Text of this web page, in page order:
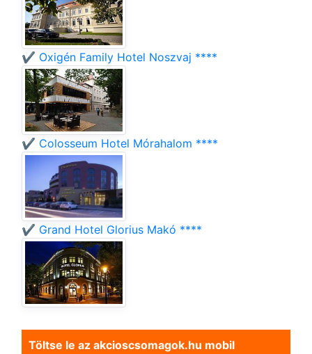
✔️ Oxigén Family Hotel Noszvaj ****
✔️ Colosseum Hotel Mórahalom ****
✔️ Grand Hotel Glorius Makó ****
Töltse le az akcioscsomagok.hu mobil